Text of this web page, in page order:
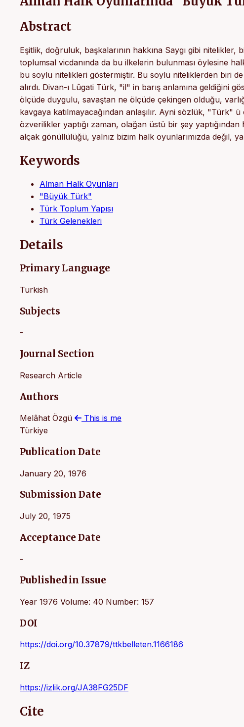
Abstract
Eşitlik, doğruluk, başkalarının hakkına Saygı gibi
toplumsal vicdanında da bu ilkelerin bulunması öylesine
bu soylu nitelikleri göstermiştir. Bu soylu niteliklerden biri
alırdı. Divan-ı Lûgati Türk, "il" in barış anlamına geldiğini
ölçüde duygulu, savaştan ne ölçüde çekingen olduğu,
kavgaya katılmayacağından anlaşılır. Ayni sözlük, "Türk"
özverilikler yaptığı zaman, olağan üstü bir şey
alçak gönüllülüğü, yalnız bizim halk oyunlarımızda değil,
Keywords
Alman Halk Oyunları
"Büyük Türk"
Türk Toplum Yapısı
Türk Gelenekleri
Details
Primary Language
Turkish
Subjects
-
Journal Section
Research Article
Authors
Melâhat Özgü
This is me
Türkiye
Publication Date
January 20, 1976
Submission Date
July 20, 1975
Acceptance Date
-
Published in Issue
Year 1976 Volume: 40 Number: 157
DOI
https://doi.org/10.37879/ttkbelleten.1166186
IZ
https://izlik.org/JA38FG25DF
Cite